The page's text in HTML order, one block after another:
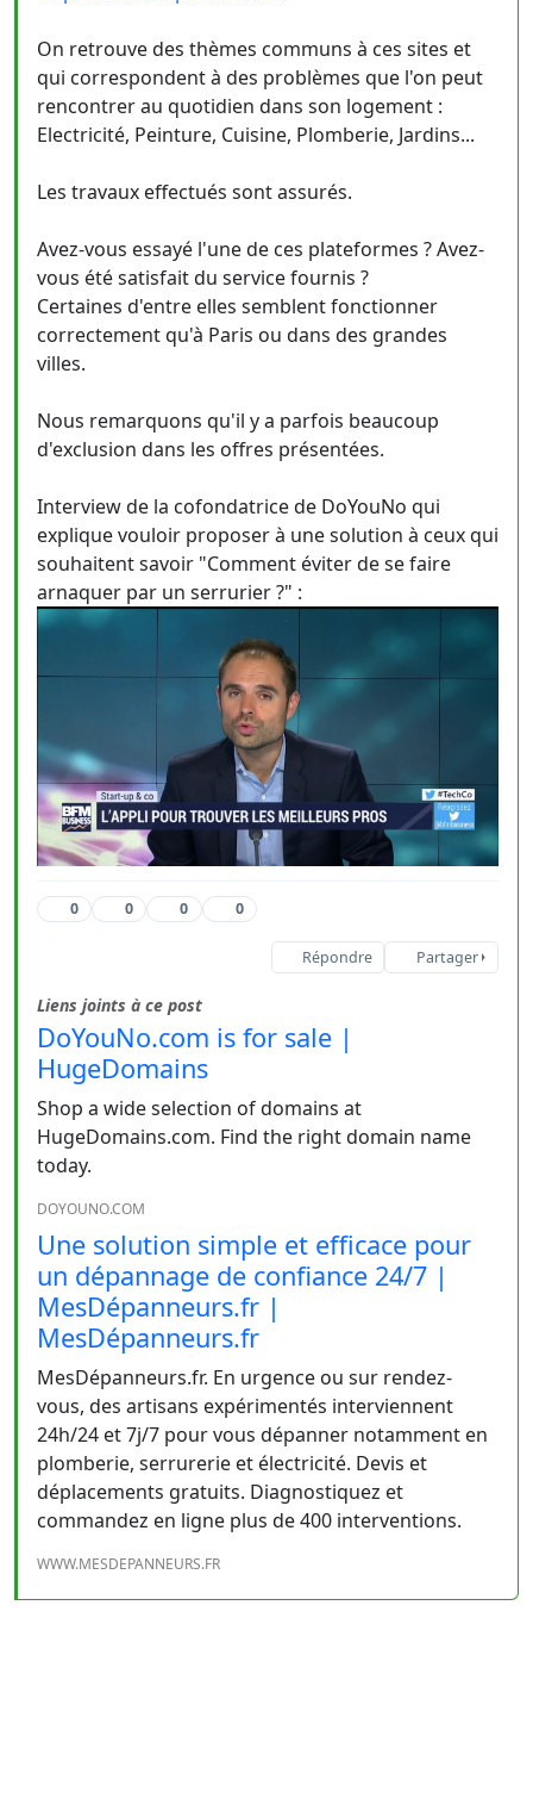
On retrouve des thèmes communs à ces sites et
qui correspondent à des problèmes que l'on peut
rencontrer au quotidien dans son logement :
Electricité, Peinture, Cuisine, Plomberie, Jardins...
Les travaux effectués sont assurés.
Avez-vous essayé l'une de ces plateformes ? Avez-
vous été satisfait du service fournis ?
Certaines d'entre elles semblent fonctionner
correctement qu'à Paris ou dans des grandes
villes.
Nous remarquons qu'il y a parfois beaucoup
d'exclusion dans les offres présentées.
Interview de la cofondatrice de DoYouNo qui
explique vouloir proposer à une solution à ceux qui
souhaitent savoir "Comment éviter de se faire
arnaquer par un serrurier ?" :
0 0 0 0
Répondre Partager
Liens joints à ce post
DoYouNo.com is for sale |
HugeDomains
Shop a wide selection of domains at
HugeDomains.com. Find the right domain name
today.
DOYOUNO.COM
Une solution simple et efficace pour
un dépannage de confiance 24/7 |
MesDépanneurs.fr |
MesDépanneurs.fr
MesDépanneurs.fr. En urgence ou sur rendez-
vous, des artisans expérimentés interviennent
24h/24 et 7j/7 pour vous dépanner notamment en
plomberie, serrurerie et électricité. Devis et
déplacements gratuits. Diagnostiquez et
commandez en ligne plus de 400 interventions.
WWW.MESDEPANNEURS.FR